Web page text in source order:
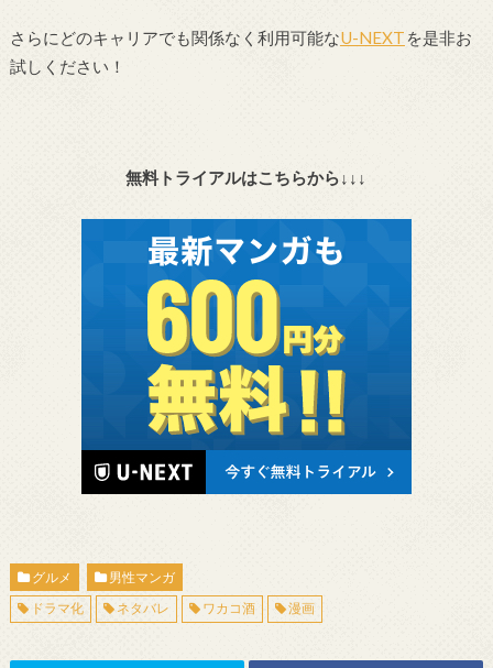
さらにどのキャリアでも関係なく利用可能なU-NEXT を是非お
試しください！
無料トライアルはこちらから↓↓↓
グルメ
男性マンガ
ドラマ化
ネタバレ ワカコ酒 漫画